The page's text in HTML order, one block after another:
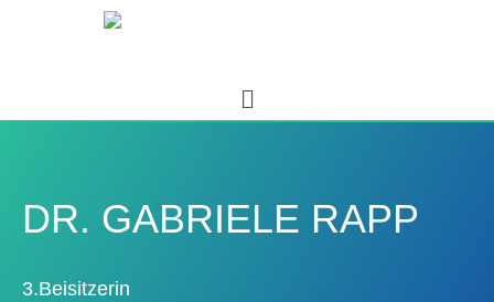
DR. GABRIELE RAPP
3.Beisitzerin